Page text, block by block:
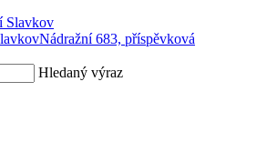
Nádražní 683, příspěvková
Hledaný výraz